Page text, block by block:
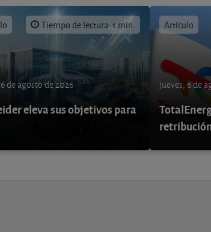
Tiempo de lectura: 1 min.
de agosto de 2026
eleva sus objetivos para
Artículo
jueves, 6 de